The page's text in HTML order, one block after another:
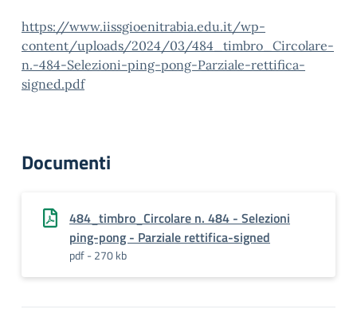
https://www.iissgioenitrabia.edu.it/wp-
content/uploads/2024/03/484_timbro_Circolare-
n.-484-Selezioni-ping-pong-Parziale-rettifica-
signed.pdf
Documenti
484_timbro_Circolare n. 484 - Selezioni
ping-pong - Parziale rettifica-signed
pdf - 270 kb